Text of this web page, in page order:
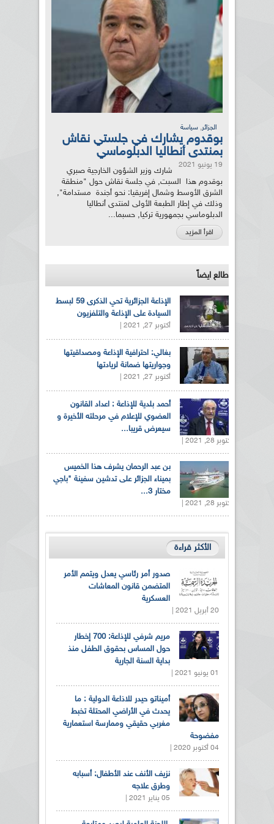
الجزائر, سياسة
بوقدوم يشارك في جلستي نقاش
بمنتدى أنطاليا الدبلوماسي
19 يونيو 2021
شارك وزير الشؤون الخارجية صبري
بوقدوم هذا السبت, في جلسة نقاش حول "منطقة
الشرق الأوسط وشمال إفريقيا: نحو أجندة مستدامة",
وذلك في إطار الطبعة الأولى لمنتدى أنطاليا
الدبلوماسي بجمهورية تركيا, حسبما...
اقرأ المزيد
طالع ايضاً
الإذاعة الجزائرية تحي الذكرى 59 لبسط
السيادة على الإذاعة والتلفزيون
أكتوبر 27, 2021 |
بغالي: احترافية الإذاعة ومصداقيتها
وجواريتها ضمانة لريادتها
أكتوبر 27, 2021 |
أحمد بلدية للإذاعة : اعداد القانون
العضوي للإعلام في مرحلته الأخيرة و
سيعرض قريبا...
أكتوبر 28, 2021 |
بن عبد الرحمان يشرف هذا الخميس
بميناء الجزائر على تدشين سفينة "باجي
مختار 3...
أكتوبر 28, 2021 |
الأكثر قراءة
صدور أمر رئاسي يعدل ويتمم الأمر
المتضمن قانون المعاشات
العسكرية
20 أبريل 2021 |
مريم شرفي للإذاعة: 700 إخطار
حول المساس بحقوق الطفل منذ
بداية السنة الجارية
01 يونيو 2021 |
أميناتو حيدر للاذاعة الدولية : ما
يحدث في الأراضي المحتلة تخبط
مغربي حقيقي وممارسة استعمارية
مفضوحة
04 أكتوبر 2020 |
نزيف الأنف عند الأطفال: أسبابه
وطرق علاجه
05 يناير 2021 |